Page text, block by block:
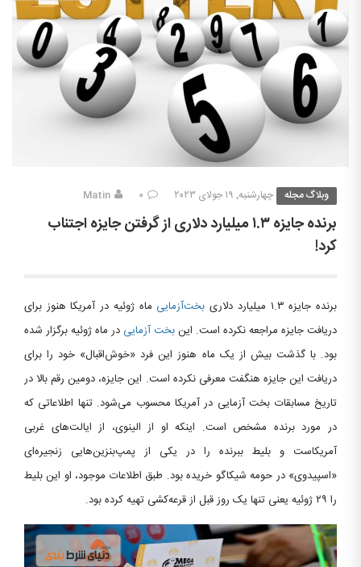
وبلاگ مجله چهارشنبه, ۱۹ جولای ۲۰۲۳ ۰ Matin
برنده جایزه ۱.۳ میلیارد دلاری از گرفتن جایزه اجتناب
کرد!
برنده جایزه ۱.۳ میلیارد دلاری بخت‌آزمایی ماه ژوئیه در آمریکا هنوز برای
دریافت جایزه مراجعه نکرده است. اینبخت آزمایی در ماه ژوئیه برگزار شده
بود. با گذشت بیش از یک‌ ماه هنوز این فرد «خوش‌اقبال» خود را برای
دریافت این جایزه هنگفت معرفی نکرده است. این جایزه، دومین رقم بالا در
تاریخ مسابقات بخت آزمایی در آمریکا محسوب می‌شود. تنها اطلاعاتی که
در مورد برنده مشخص است. اینکه او از الینوی، از ایالت‌های غربی
آمریکاست و بلیط ببرنده را در یکی از پمپ‌بنزین‌هایی زنجیره‌ای
«اسپیدوی» در حومه شیکاگو خریده بود. طبق اطلاعات موجود، او این بلیط
را ۲۹ ژوئیه یعنی تنها یک روز قبل از قرعه‌کشی تهیه کرده بود.